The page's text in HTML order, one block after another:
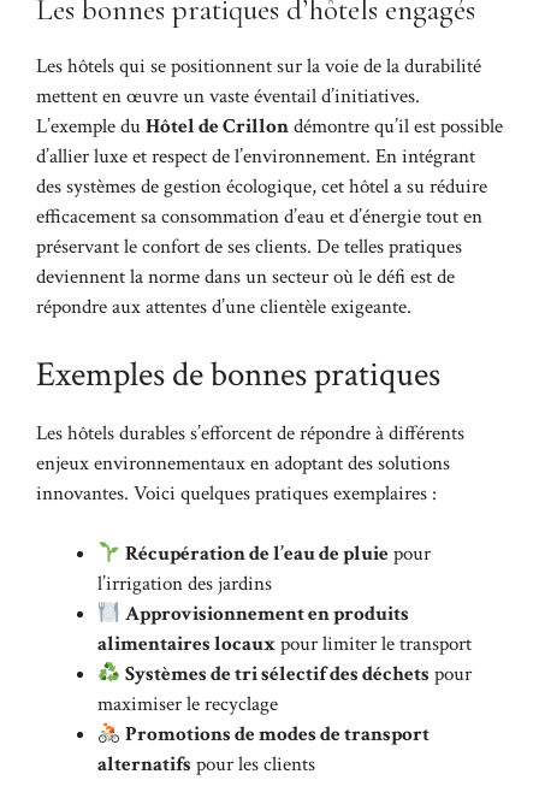
Les bonnes pratiques d’hôtels engagés
Les hôtels qui se positionnent sur la voie de la durabilité
mettent en œuvre un vaste éventail d’initiatives.
L’exemple duHôtel de Crillondémontre qu’il est possible
d’allier luxe et respect de l’environnement. En intégrant
des systèmes de gestion écologique, cet hôtel a su réduire
efficacement sa consommation d’eau et d’énergie tout en
préservant le confort de ses clients. De telles pratiques
deviennent la norme dans un secteur où le défi est de
répondre aux attentes d’une clientèle exigeante.
Exemples de bonnes pratiques
Les hôtels durables s’efforcent de répondre à différents
enjeux environnementaux en adoptant des solutions
innovantes. Voici quelques pratiques exemplaires :
Récupération de l’eau de pluiepour
l’irrigation des jardins
Approvisionnement en produits
alimentaires locauxpour limiter le transport
Systèmes de tri sélectif des déchets pour
maximiser le recyclage
Promotions de modes de transport
alternatifs pour les clients